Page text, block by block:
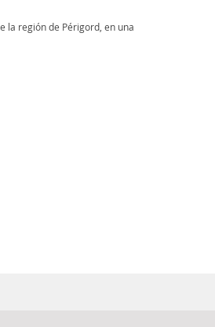
la región de Périgord, en una